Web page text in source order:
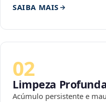
SAIBA MAIS
02
Limpeza
Acúmulo persistente e